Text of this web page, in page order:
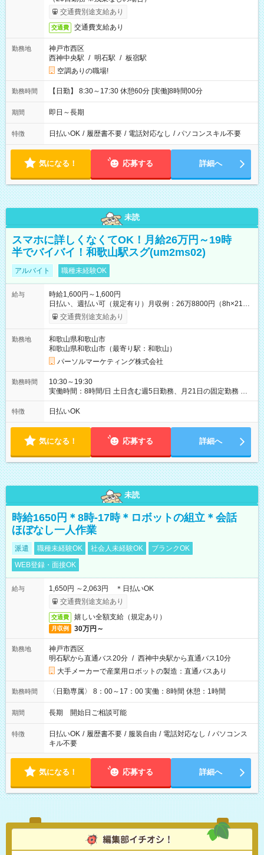
交通費別途支給あり
交通費 交通費支給あり
勤務地
神戸市西区
西神中央駅 / 明石駅 / 板宿駅
空調ありの職場!
勤務時間 【日勤】 8:30～17:30 休憩60分 [実働]8時間00分
期間 即日～長期
特徴 日払いOK / 履歴書不要 / 電話対応なし / パソコンスキル不要
気になる！ 応募する 詳細へ
未読
スマホに詳しくなくてOK！月給26万円～19時
半でバイバイ！和歌山駅スグ(um2ms02)
アルバイト 職種未経験OK
給与
時給1,600円～1,600円
日払い、週払い可（規定有り）月収例：26万8800円（8h×21
日） 【試用期間】試用期間なし
交通費別途支給あり
勤務地
和歌山県和歌山市
和歌山県和歌山市（最寄り駅：和歌山）
パーソルマーケティング株式会社
勤務時間
10:30～19:30
実働時間：8時間/日 土日含む週5日勤務、月21日の固定勤務 ※
実働8h/休憩1h勤務、残業ほぼ無し（5h/月）
特徴 日払いOK
気になる！ 応募する 詳細へ
未読
時給1650円＊8時-17時＊ロボットの組立＊会話
ほぼなし一人作業
派遣 職種未経験OK 社会人未経験OK
ブランクOK
WEB登録・面接OK
給与
1,650円 ～2,063円 ＊日払いOK
交通費別途支給あり
交通費 嬉しい全額支給（規定あり）
月収例 30万円～
勤務地
神戸市西区
明石駅から直通バス20分 / 西神中央駅から直通バス10分
大手メーカーで産業用ロボットの製造：直通バスあり
勤務時間 〈日勤専属〉 8：00～17：00 実働：8時間 休憩：1時間
期間 長期 開始日ご相談可能
特徴 日払いOK / 履歴書不要 / 服装自由 / 電話対応なし / パソコンス
キル不要
気になる！ 応募する 詳細へ